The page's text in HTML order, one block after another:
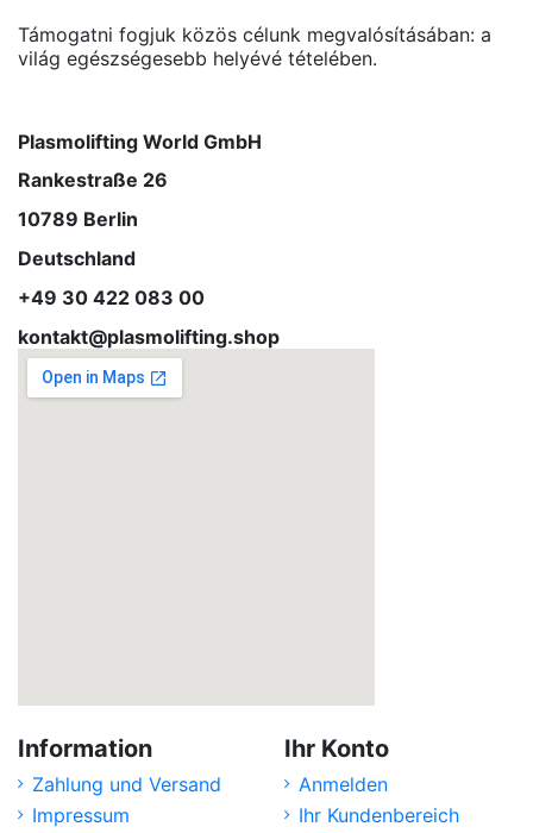
Támogatni fogjuk közös célunk megvalósításában: a
világ egészségesebb helyévé tételében.
Plasmolifting World GmbH
Rankestraße 26
10789 Berlin
Deutschland
+49 30 422 083 00
kontakt@plasmolifting.shop
Information
Zahlung und Versand
Impressum
Ihr Konto
Anmelden
Ihr Kundenbereich